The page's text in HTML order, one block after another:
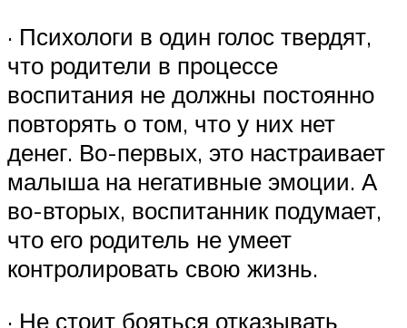
· Психологи в один голос твердят,
что родители в процессе
воспитания не должны постоянно
повторять о том, что у них нет
денег. Во-первых, это настраивает
малыша на негативные эмоции. А
во-вторых, воспитанник подумает,
что его родитель не умеет
контролировать свою жизнь.
· Не стоит бояться отказывать